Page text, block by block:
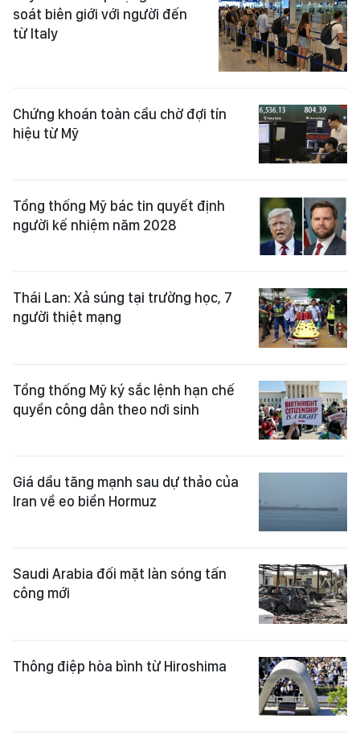
soát biên giới với người đến
từ Italy
Chứng khoán toàn cầu chờ đợi tín
hiệu từ Mỹ
Tổng thống Mỹ bác tin quyết định
người kế nhiệm năm 2028
Thái Lan: Xả súng tại trường học, 7
người thiệt mạng
Tổng thống Mỹ ký sắc lệnh hạn chế
quyền công dân theo nơi sinh
Giá dầu tăng mạnh sau dự thảo của
Iran về eo biển Hormuz
Saudi Arabia đối mặt làn sóng tấn
công mới
Thông điệp hòa bình từ Hiroshima